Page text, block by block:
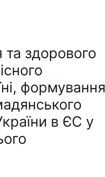
та здорового
формування
в ЄС у